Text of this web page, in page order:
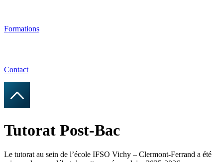
Formations
Contact
Tutorat Post-Bac
Le tutorat au sein de l’école IFSO Vichy – Clermont-Ferrand a été